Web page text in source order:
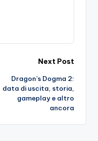
Next Post
Dragon’s Dogma 2:
data di uscita, storia,
gameplay e altro
ancora